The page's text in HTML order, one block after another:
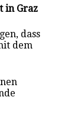
in Graz
dass
dem